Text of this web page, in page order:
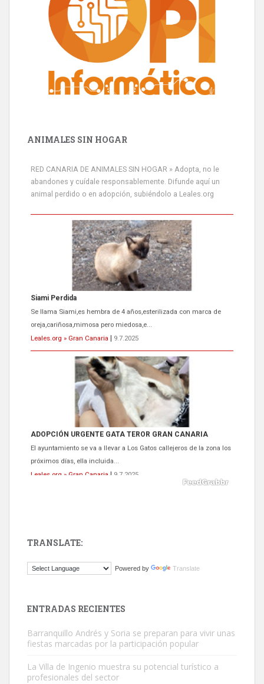
ANIMALES SIN HOGAR
RED CANARIA DE ANIMALES SIN HOGAR » Adopta, no le
abandones y cuídale responsablemente. Difunde aquí un
animal perdido o en adopción, subiéndolo a Leales.org
Siami Perdida
Se llama Siami,es hembra de 4 años,esterilizada con marca de
oreja,cariñosa,mimosa pero miedosa,e...
Leales.org » Gran Canaria | 9.7.2025
ADOPCIÓN URGENTE GATA TEROR GRAN CANARIA
El ayuntamiento se va a llevar a Los Gatos callejeros de la zona los
próximos días, ella incluida...
Leales.org » Gran Canaria | 9.7.2025
Este gato macho ha aparecido en la calle hace menos de un mes,
TRANSLATE:
Powered by Translate
ENTRADAS RECIENTES
Barranquillo Andrés y Soria se preparan para vivir unas
fiestas marcadas por la participación popular
La Villa de Ingenio muestra su potencial turístico a
profesionales del sector